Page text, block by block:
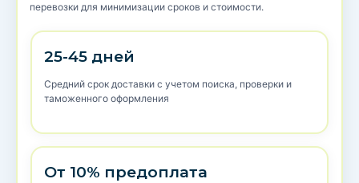
перевозки для минимизации сроков и стоимости.
25-45 дней
Средний срок доставки с учетом поиска, проверки и
таможенного оформления
От 10% предоплата